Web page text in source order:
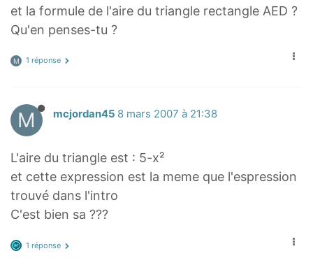
et la formule de l'aire du triangle rectangle AED ?
Qu'en penses-tu ?
M 1 réponse
M mcjordan45 8 mars 2007 à 21:38
L'aire du triangle est : 5-x²
et cette expression est la meme que l'espression
trouvé dans l'intro
C'est bien sa ???
1 réponse